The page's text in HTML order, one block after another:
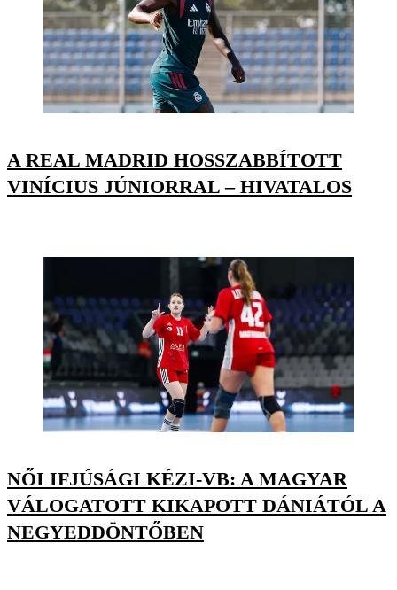
A REAL MADRID HOSSZABBÍTOTT
VINÍCIUS JÚNIORRAL – HIVATALOS
NŐI IFJÚSÁGI KÉZI-VB: A MAGYAR
VÁLOGATOTT KIKAPOTT DÁNIÁTÓL A
NEGYEDDÖNTŐBEN